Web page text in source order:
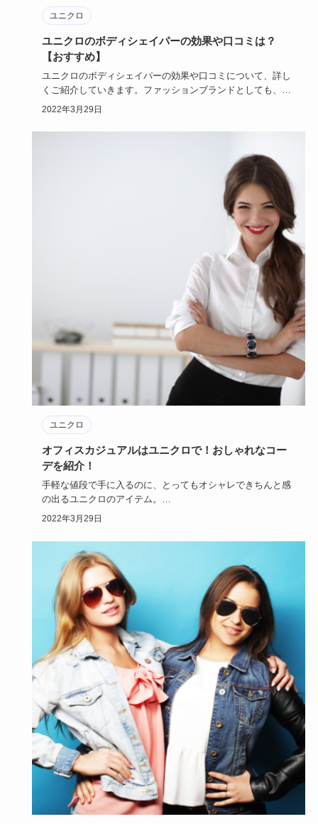
ユニクロ
ユニクロのボディシェイパーの効果や口コミは？
【おすすめ】
ユニクロのボディシェイパーの効果や口コミについて、詳し
くご紹介していきます。ファッションブランドとしても、人
気を誇っている…
2022年3月29日
ユニクロ
オフィスカジュアルはユニクロで！おしゃれなコー
デを紹介！
手軽な値段で手に入るのに、とってもオシャレできちんと感
の出るユニクロのアイテム。
そんなユニクロのアイテムは、オフィスカ…
2022年3月29日